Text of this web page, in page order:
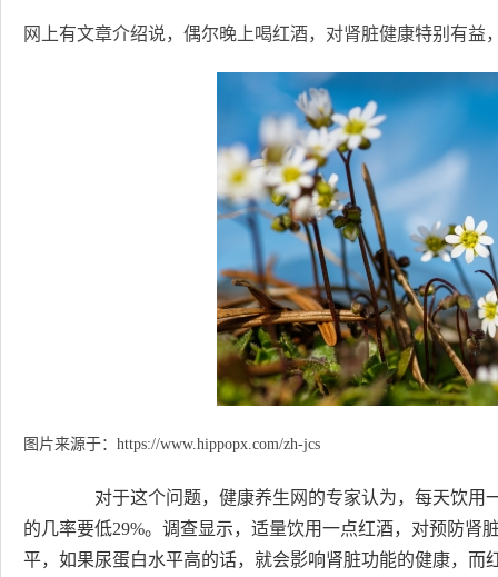
网上有文章介绍说，偶尔晚上喝红酒，对肾脏健康特别有
图片来源于： https://www.hippopx.com/zh-jcs
对于这个问题，健康养生网的专家认为，每天饮用
的几率要低29%。调查显示，适量饮用一点红酒，对预防肾
平，如果尿蛋白水平高的话，就会影响肾脏功能的健康，而